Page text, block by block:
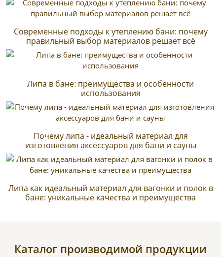
Современные подходы к утеплению бани: почему
правильный выбор материалов решает всё
Липа в бане: преимущества и особенности
использования
Почему липа - идеальный материал для
изготовления аксессуаров для бани и сауны
Липа как идеальный материал для вагонки и полок в
бане: уникальные качества и преимущества
Каталог производимой продукции